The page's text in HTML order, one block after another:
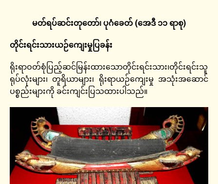
မတ်ရပ်ဆင်းတုတော်၊ ပုဂံခေတ် (အေဒီ ၁၁ ရာစု)
တိုင်းရင်းသားယဉ်ကျေးမှုပြခန်း
ရိုးရာဝတ်စုံပြည့်ဆင်မြန်းထားသောတိုင်းရင်းသား၊တိုင်းရင်းသူ
ရုပ်လုံးများ၊ တူရိယာများ၊ ရိုးရာယဉ်ကျေးမှု အသုံးအဆောင်
ပစ္စည်းများကို ခင်းကျင်းပြသထားပါသည်။